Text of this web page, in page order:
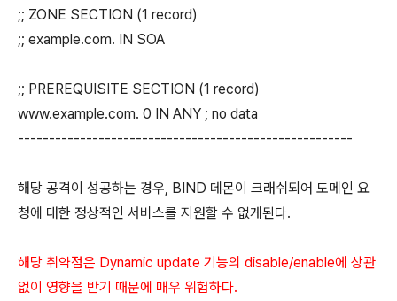
;; ZONE SECTION (1 record)
;; example.com. IN SOA
;; PREREQUISITE SECTION (1 record)
www.example.com. 0 IN ANY ; no data
------------------------------------------------------
해당 공격이 성공하는 경우, BIND 데몬이 크래쉬되어 도메인 요
청에 대한 정상적인 서비스를 지원할 수 없게된다.
해당 취약점은 Dynamic update 기능의 disable/enable에 상관
없이 영향을 받기 때문에 매우 위험하다.